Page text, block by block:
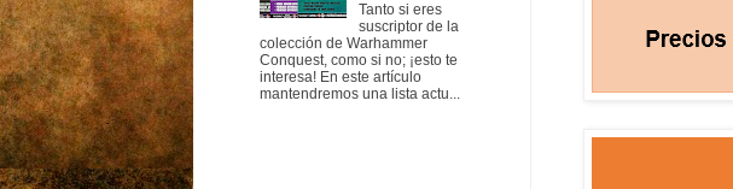
Tanto si eres
suscriptor de la
colección de Warhammer
Conquest, como si no; ¡esto te
interesa! En este artículo
mantendremos una lista actu...